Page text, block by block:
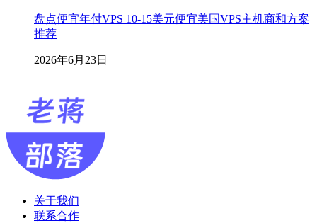
盘点便宜年付VPS 10-15美元便宜美国VPS主机商和方案
推荐
2026年6月23日
关于我们
联系合作